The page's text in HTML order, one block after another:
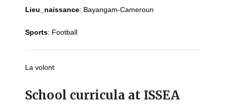
Lieu_naissance: Bayangam-Cameroun
Sports: Football
La volont
School curricula at ISSEA